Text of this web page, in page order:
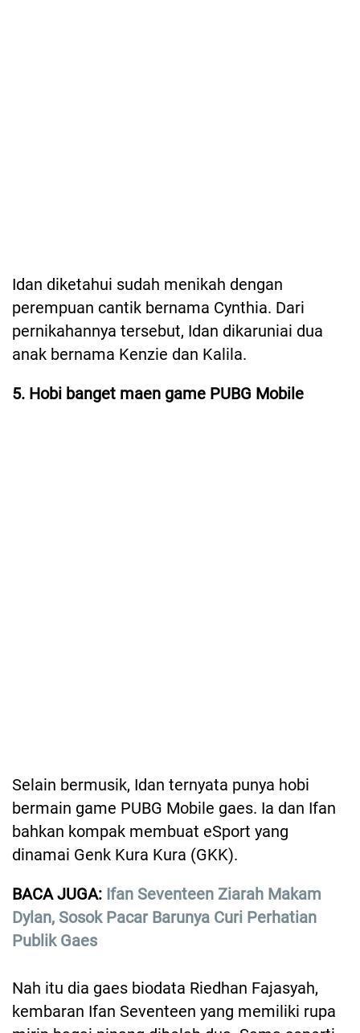
Idan diketahui sudah menikah dengan
perempuan cantik bernama Cynthia. Dari
pernikahannya tersebut, Idan dikaruniai dua
anak bernama Kenzie dan Kalila.
5. Hobi banget maen game PUBG Mobile
Selain bermusik, Idan ternyata punya hobi
bermain game PUBG Mobile gaes. Ia dan Ifan
bahkan kompak membuat eSport yang
dinamai Genk Kura Kura (GKK).
BACA JUGA: Ifan Seventeen Ziarah Makam
Dylan, Sosok Pacar Barunya Curi Perhatian
Publik Gaes
Nah itu dia gaes biodata Riedhan Fajasyah,
kembaran Ifan Seventeen yang memiliki rupa